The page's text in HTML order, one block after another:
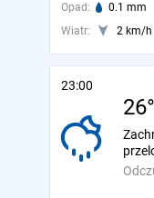
Opad: 0.1 mm
Wiatr:
2 km/h
23:00